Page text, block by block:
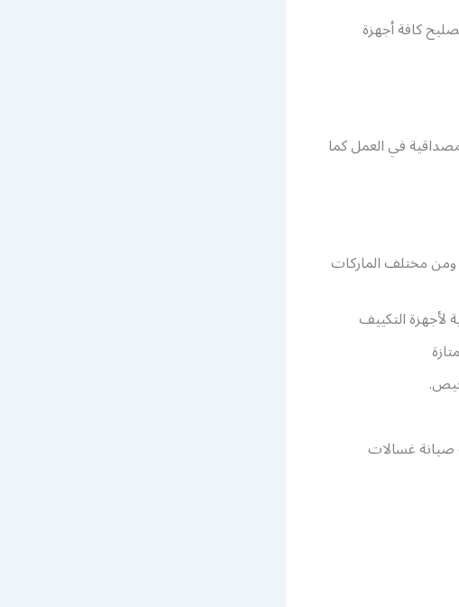
كافة أجهزة
في العمل كما
ومن مختلف الماركات
التكييف
غسالات